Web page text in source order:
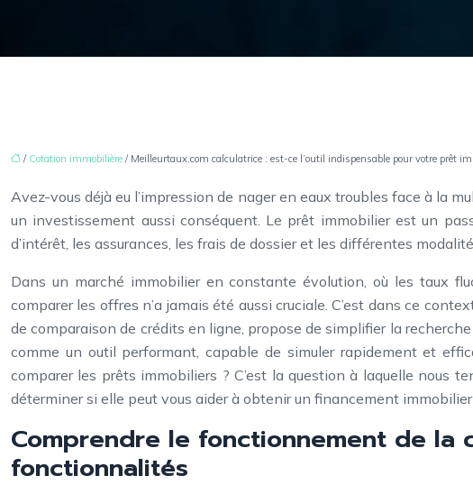
/ Cotation immobilière / Meilleurtaux.com calculatrice : est-ce l’outil indispensable pour votre prêt
Avez-vous déjà eu l’impression de nager en eaux troubles face à la
un investissement aussi conséquent. Le prêt immobilier est un
d’intérêt, les assurances, les frais de dossier et les différentes
Dans un marché immobilier en constante évolution, où les taux
comparer les offres n’a jamais été aussi cruciale. C’est dans ce
de comparaison de crédits en ligne, propose de simplifier la
comme un outil performant, capable de simuler rapidement et
comparer les prêts immobiliers ? C’est la question à laquelle nous
déterminer si elle peut vous aider à obtenir un financement
Comprendre le fonctionnement de la
fonctionnalités